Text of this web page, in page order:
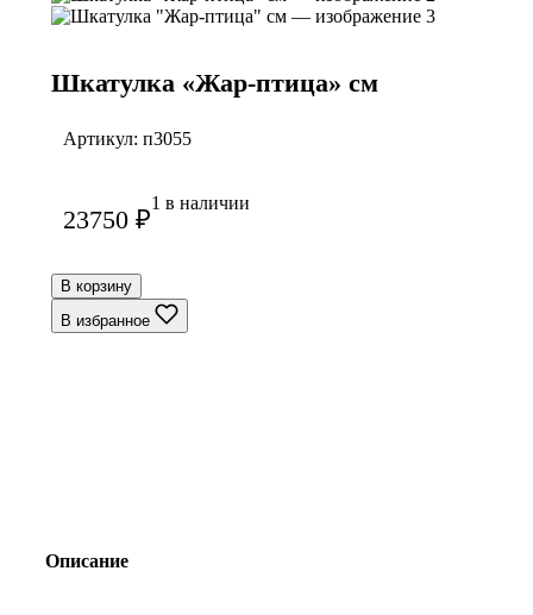
Шкатулка «Жар-птица» см
Артикул: п3055
23750 ₽
1 в наличии
В корзину
В избранное
Описание